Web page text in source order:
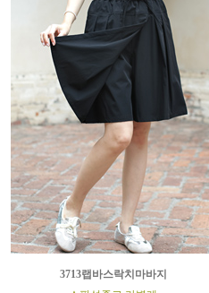
3713랩바스락치마바지